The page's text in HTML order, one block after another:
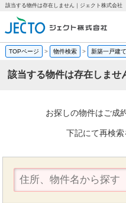
該当する物件は存在しません｜ジェクト株式会社
TOPページ > 物件検索 > 新築一戸建て
該当する物件は存在しませ
お探しの物件はご成
下記にて再検索